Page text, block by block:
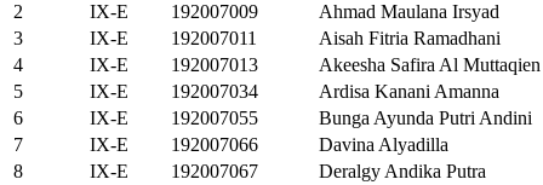
2
IX-E 192007009
Ahmad Maulana Irsyad
3
IX-E 192007011
Aisah Fitria Ramadhani
4
IX-E 192007013
Akeesha Safira Al Muttaqien
5
IX-E 192007034
Ardisa Kanani Amanna
6
IX-E 192007055
Bunga Ayunda Putri Andini
7
IX-E 192007066
Davina Alyadilla
8
IX-E 192007067
Deralgy Andika Putra